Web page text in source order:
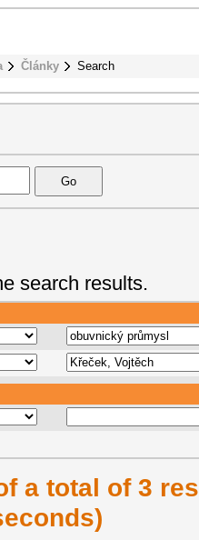
Články Search
search results.
a total of 3